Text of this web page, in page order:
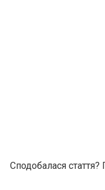
Сподобалася стаття?